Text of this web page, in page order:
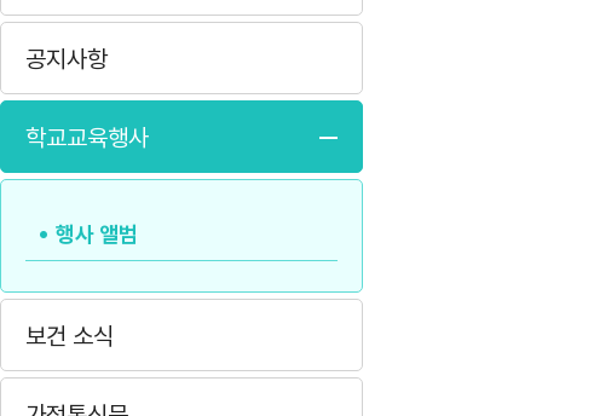
공지사항
학교교육행사
행사 앨범
보건 소식